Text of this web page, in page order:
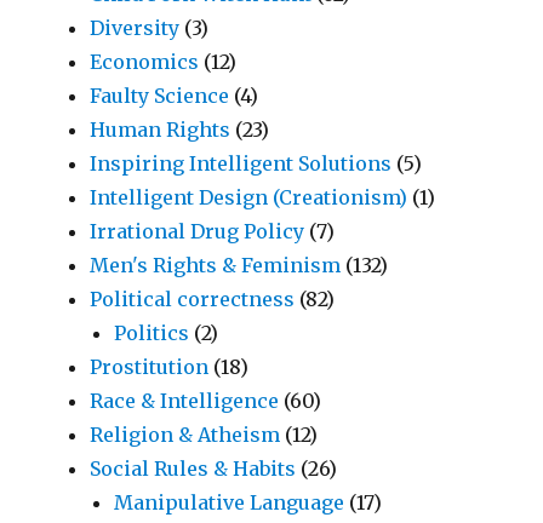
Diversity (3)
Economics (12)
Faulty Science (4)
Human Rights (23)
Inspiring Intelligent Solutions (5)
Intelligent Design (Creationism) (1)
Irrational Drug Policy (7)
Men's Rights & Feminism (132)
Political correctness (82)
Politics (2)
Prostitution (18)
Race & Intelligence (60)
Religion & Atheism (12)
Social Rules & Habits (26)
Manipulative Language (17)